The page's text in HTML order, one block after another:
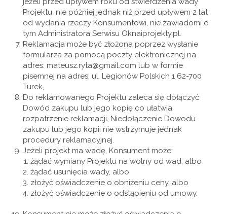
Projektu, nie później jednak niż przed upływem 2 lat
od wydania rzeczy Konsumentowi, nie zawiadomi o
tym Administratora Serwisu Oknaiprojekty.pl.
Reklamacja może być złożona poprzez wysłanie
formularza za pomocą poczty elektronicznej na
adres: mateusz.ryta@gmail.com lub w formie
pisemnej na adres: ul. Legionów Polskich 1 62-700
Turek,
Do reklamowanego Projektu zaleca się dołączyć
Dowód zakupu lub jego kopię co ułatwia
rozpatrzenie reklamacji. Niedołączenie Dowodu
zakupu lub jego kopii nie wstrzymuje jednak
procedury reklamacyjnej.
Jeżeli projekt ma wadę, Konsument może:
żądać wymiany Projektu na wolny od wad, albo
żądać usunięcia wady, albo
złożyć oświadczenie o obniżeniu ceny, albo
złożyć oświadczenie o odstąpieniu od umowy.